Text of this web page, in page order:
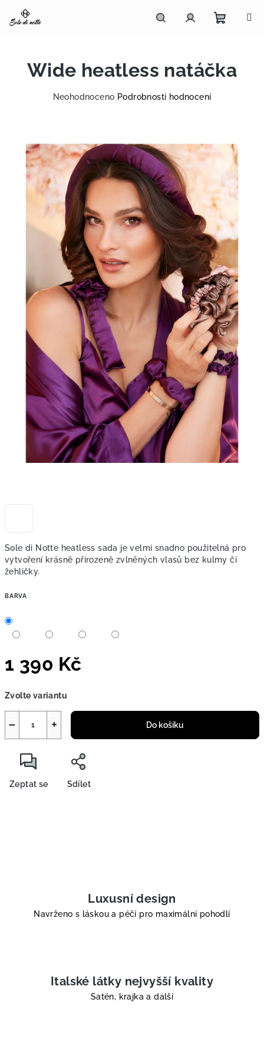
obsah
košík
Sole di Notte heatless sada je velmi snadno použitelná pro
vytvoření krásně přirozeně zvlněných vlasů bez kulmy či
žehličky.
BARVA
1 390 Kč
cena:
Zvolte variantu
+
− Do košíku
Zeptat se Sdílet
Wide heatless natáčka
Průměrné
0,0
z
5
hvězdiček.
Neohodnoceno Podrobnosti hodnocení
Luxusní design
Navrženo s láskou a péčí pro maximální pohodlí
Italské látky nejvyšší kvality
Satén, krajka a další